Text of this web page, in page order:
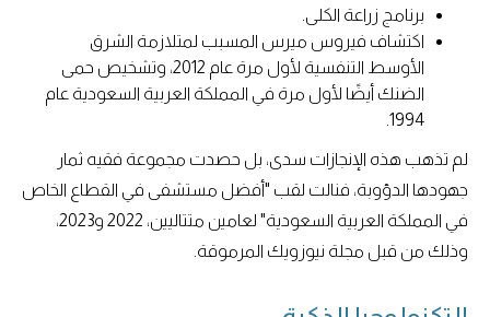
برنامج زراعة الكلى.
اكتشاف فيروس ميرس المسبب لمتلازمة الشرق
الأوسط التنفسية لأول مرة عام 2012، وتشخيص حمى
الضنك أيضًا لأول مرة في المملكة العربية السعودية عام
1994.
لم تذهب هذه الإنجازات سدى، بل حصدت مجموعة فقيه ثمار
جهودها الدؤوبة، فنالت لقب "أفضل مستشفى في القطاع الخاص
في المملكة العربية السعودية" لعامين متتاليين، 2022 و2023،
وذلك من قبل مجلة نيوزويك المرموقة.